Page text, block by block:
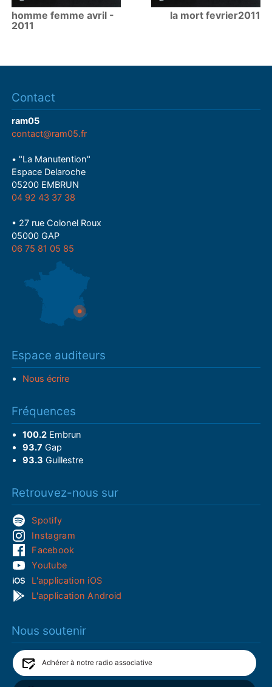
homme femme avril -
2011
la mort fevrier2011
Contact
ram05
contact@ram05.fr
• "La Manutention"
Espace Delaroche
05200 EMBRUN
04 92 43 37 38
• 27 rue Colonel Roux
05000 GAP
06 75 81 05 85
Espace auditeurs
Nous écrire
Fréquences
100.2Embrun
93.7 Gap
93.3 Guillestre
Retrouvez-nous sur
Spotify
Instagram
Facebook
Youtube
L'application iOS
L'application Android
Nous soutenir
Adhérer à notre radio associative